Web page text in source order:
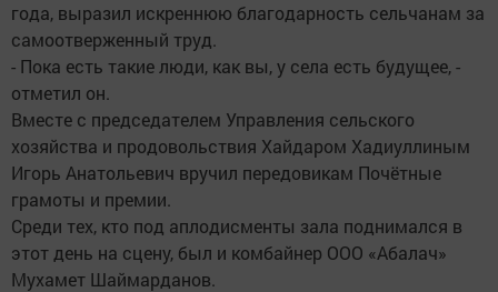
года, выразил искреннюю благодарность сельчанам за
самоотверженный труд.
- Пока есть такие люди, как вы, у села есть будущее, -
отметил он.
Вместе с председателем Управления сельского
хозяйства и продовольствия Хайдаром Хадиуллиным
Игорь Анатольевич вручил передовикам Почётные
грамоты и премии.
Среди тех, кто под аплодисменты зала поднимался в
этот день на сцену, был и комбайнер ООО «Абалач»
Мухамет Шаймарданов.